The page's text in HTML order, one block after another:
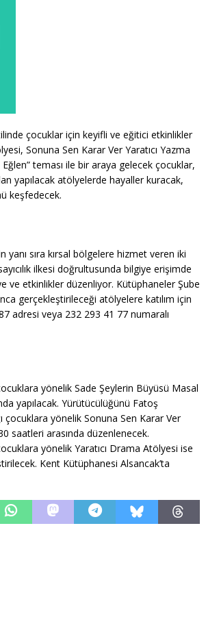
çocuklar için keyifli ve eğitici etkinlikler
Sonuna Sen Karar Ver Yaratıcı Yazma
teması ile bir araya gelecek çocuklar,
yapılacak atölyelerde hayaller kuracak,
keşfedecek.
yanı sıra kırsal bölgelere hizmet veren iki
ilkesi doğrultusunda bilgiye erişimde
ve etkinlikler düzenliyor. Kütüphaneler Şube
gerçekleştirileceği atölyelere katılım için
adresi veya 232 293 41 77 numaralı
yönelik Sade Şeylerin Büyüsü Masal
yapılacak. Yürütücülüğünü Fatoş
çocuklara yönelik Sonuna Sen Karar Ver
saatleri arasında düzenlenecek.
yönelik Yaratıcı Drama Atölyesi ise
Kent Kütüphanesi Alsancak’ta